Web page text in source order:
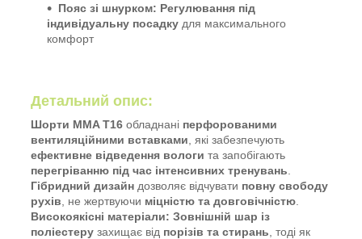
Пояс зі шнурком: Регулювання під
індивідуальну посадку для максимального
комфорт
Детальний опис:
Шорти MMA T16 обладнані перфорованими
вентиляційними вставками , які забезпечують
ефективне відведення вологи та запобігають
перегріванню під час інтенсивних тренувань
Гібридний дизайн дозволяє відчувати повну свободу
рухів , не жертвуючи міцністю та довговічністю
Високоякісні матеріали: Зовнішній шар із
поліестеру захищає від порізів та стирань , тоді як